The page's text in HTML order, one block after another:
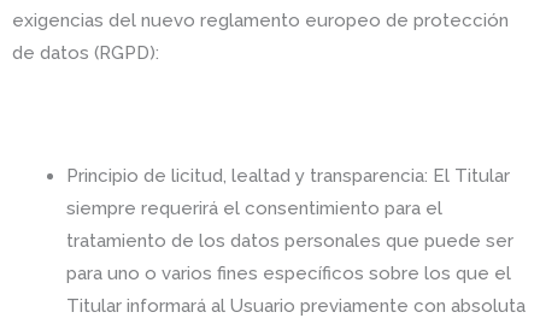
exigencias del nuevo reglamento europeo de protección
de datos (RGPD):
Principio de licitud, lealtad y transparencia: El Titular
siempre requerirá el consentimiento para el
tratamiento de los datos personales que puede ser
para uno o varios fines específicos sobre los que el
Titular informará al Usuario previamente con absoluta